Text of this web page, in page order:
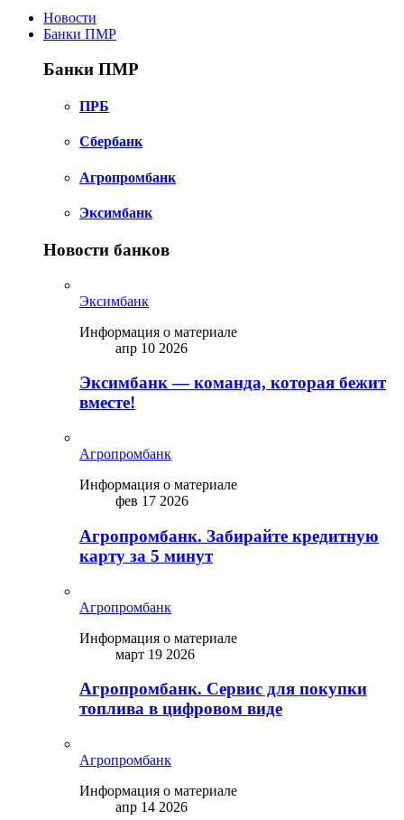
Новости
Банки ПМР
Банки ПМР
ПРБ
Сбербанк
Агропромбанк
Эксимбанк
Новости банков
Эксимбанк
Информация о материале
апр 10 2026
Эксимбанк — команда, которая бежит
вместе!
Агропромбанк
Информация о материале
фев 17 2026
Агропромбанк. Забирайте кредитную
карту за 5 минут
Агропромбанк
Информация о материале
март 19 2026
Агропромбанк. Сервис для покупки
топлива в цифровом виде
Агропромбанк
Информация о материале
апр 14 2026